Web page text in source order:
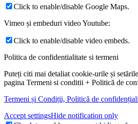
Click to enable/disable Google Maps.
Vimeo și embeduri video Youtube:
Click to enable/disable video embeds.
Politica de confidentialitate si termeni
Puteți citi mai detaliat cookie-urile și
pagina Termeni si conditii + Politică de
Termeni și Condiții, Politică de
Accept settingsHide notification only